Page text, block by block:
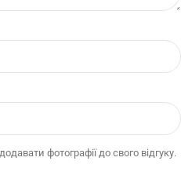
фотографії до свого відгуку.